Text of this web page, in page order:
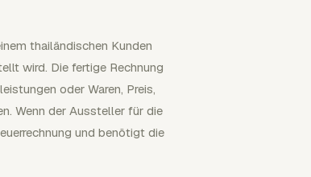
thailändischen Kunden
wird. Die fertige Rechnung
oder Waren, Preis,
Wenn der Aussteller für die
und benötigt die